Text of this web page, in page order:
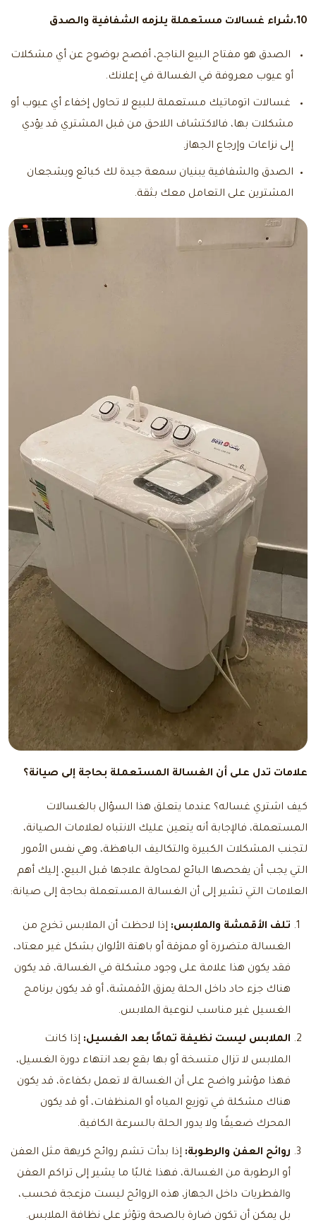
10.شراء غسالات مستعملة يلزمه الشفافية والصدق
الصدق هو مفتاح البيع الناجح، أفصح بوضوح عن أي مشكلات
أو عيوب معروفة في الغسالة في إعلانك.
غسالات اتوماتيك مستعملة للبيع لا تحاول إخفاء أي عيوب أو
مشكلات بها، فالاكتشاف اللاحق من قبل المشتري قد يؤدي
إلى نزاعات وإرجاع الجهاز.
الصدق والشفافية يبنيان سمعة جيدة لك كبائع ويشجعان
المشترين على التعامل معك بثقة.
علامات تدل على أن الغسالة المستعملة بحاجة إلى صيانة؟
كيف اشتري غساله؟ عندما يتعلق هذا السؤال بالغسالات
المستعملة، فالإجابة أنه يتعين عليك الانتباه لعلامات الصيانة،
لتجنب المشكلات الكبيرة والتكاليف الباهظة، وهي نفس الأمور
التي يجب أن يفحصها البائع لمحاولة علاجها قبل البيع، إليك أهم
العلامات التي تشير إلى أن الغسالة المستعملة بحاجة إلى صيانة:
تلف الأقمشة والملابس: إذا لاحظت أن الملابس تخرج من
الغسالة متضررة أو ممزقة أو باهتة الألوان بشكل غير معتاد،
فقد يكون هذا علامة على وجود مشكلة في الغسالة، قد يكون
هناك جزء حاد داخل الحلة يمزق الأقمشة، أو قد يكون برنامج
الغسيل غير مناسب لنوعية الملابس.
الملابس ليست نظيفة تمامًا بعد الغسيل: إذا كانت
الملابس لا تزال متسخة أو بها بقع بعد انتهاء دورة الغسيل،
فهذا مؤشر واضح على أن الغسالة لا تعمل بكفاءة، قد يكون
هناك مشكلة في توزيع المياه أو المنظفات، أو قد يكون
المحرك ضعيفًا ولا يدور الحلة بالسرعة الكافية.
روائح العفن والرطوبة: إذا بدأت تشم روائح كريهة مثل العفن
أو الرطوبة من الغسالة، فهذا غالبًا ما يشير إلى تراكم العفن
والفطريات داخل الجهاز، هذه الروائح ليست مزعجة فحسب،
بل يمكن أن تكون ضارة بالصحة وتؤثر على نظافة الملابس.